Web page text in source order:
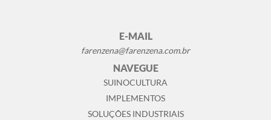
E-MAIL
farenzena@farenzena.com.br
NAVEGUE
SUINOCULTURA
IMPLEMENTOS
SOLUÇÕES INDUSTRIAIS